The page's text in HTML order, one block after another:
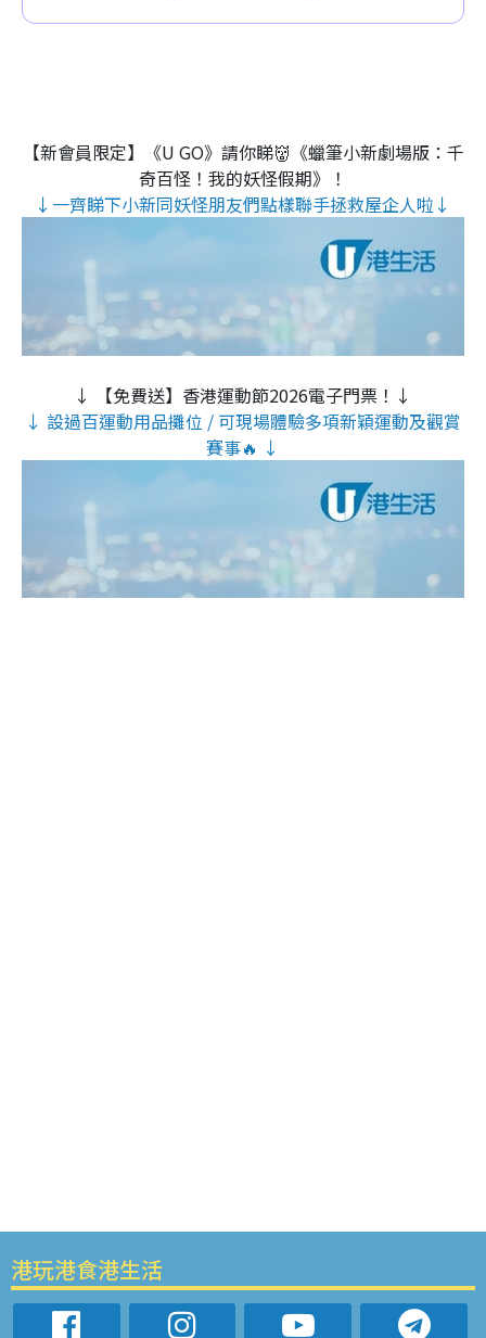
【新會員限定】《U GO》請你睇👹《蠟筆小新劇場版：千
奇百怪！我的妖怪假期》！
↓一齊睇下小新同妖怪朋友們點樣聯手拯救屋企人啦↓
↓ 【免費送】香港運動節2026電子門票！↓
↓ 設過百運動用品攤位 / 可現場體驗多項新穎運動及觀賞
賽事🔥 ↓
港玩港食港生活